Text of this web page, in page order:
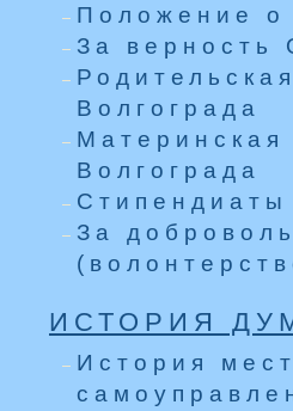
Положение о
За верность
Волгограда
Материнская
Волгограда
Стипендиаты
За
ИСТОРИЯ
История